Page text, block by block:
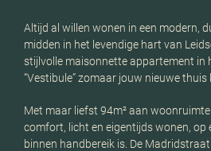
Altijd al willen wonen in een modern,
midden in het levendige hart van
stijlvolle maisonnette appartement in
“Vestibule” zomaar jouw nieuwe thuis
Met maar liefst 94m² aan woonruimte
comfort, licht en eigentijds wonen, op
binnen handbereik is. De